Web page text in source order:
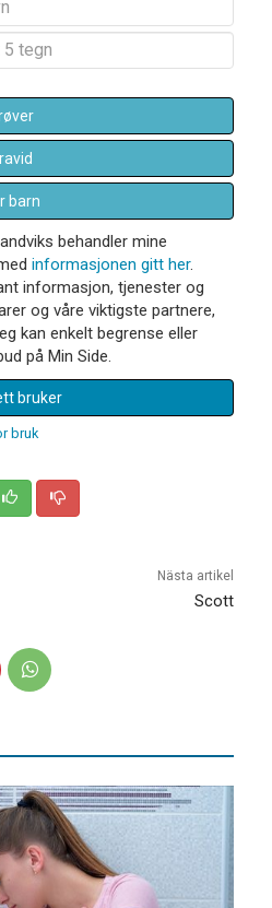
barn
behandler mine
informasjonen gitt her.
informasjon, tjenester og
og våre viktigste partnere,
kan enkelt begrense eller
på Min Side.
bruker
bruk
Nästa artikel
Scott